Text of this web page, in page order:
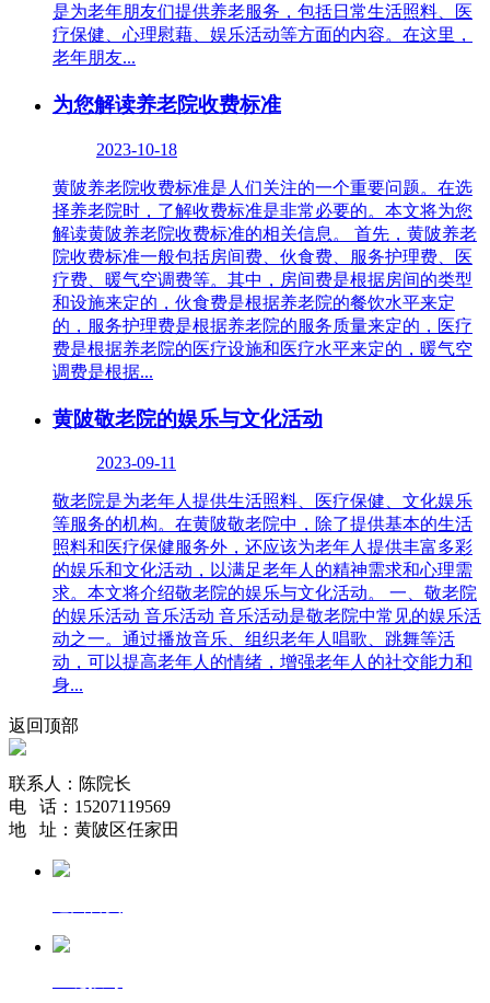
是为老年朋友们提供养老服务，包括日常生活照料、医
疗保健、心理慰藉、娱乐活动等方面的内容。在这里，
老年朋友...
为您解读养老院收费标准
2023-10-18
黄陂养老院收费标准是人们关注的一个重要问题。在选
择养老院时，了解收费标准是非常必要的。本文将为您
解读黄陂养老院收费标准的相关信息。 首先，黄陂养老
院收费标准一般包括房间费、伙食费、服务护理费、医
疗费、暖气空调费等。其中，房间费是根据房间的类型
和设施来定的，伙食费是根据养老院的餐饮水平来定
的，服务护理费是根据养老院的服务质量来定的，医疗
费是根据养老院的医疗设施和医疗水平来定的，暖气空
调费是根据...
黄陂敬老院的娱乐与文化活动
2023-09-11
敬老院是为老年人提供生活照料、医疗保健、文化娱乐
等服务的机构。在黄陂敬老院中，除了提供基本的生活
照料和医疗保健服务外，还应该为老年人提供丰富多彩
的娱乐和文化活动，以满足老年人的精神需求和心理需
求。本文将介绍敬老院的娱乐与文化活动。 一、敬老院
的娱乐活动 音乐活动 音乐活动是敬老院中常见的娱乐活
动之一。通过播放音乐、组织老年人唱歌、跳舞等活
动，可以提高老年人的情绪，增强老年人的社交能力和
身...
返回顶部
联系人：陈院长
电 话：15207119569
地 址：黄陂区任家田